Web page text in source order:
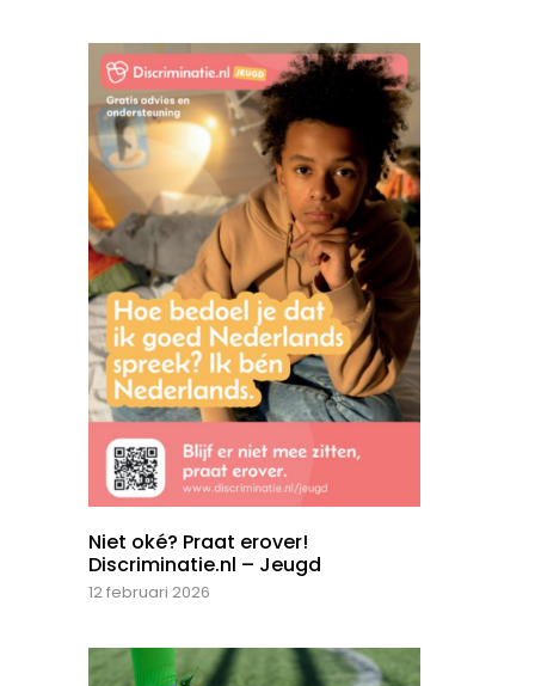
Niet oké? Praat erover!
Discriminatie.nl – Jeugd
12 februari 2026